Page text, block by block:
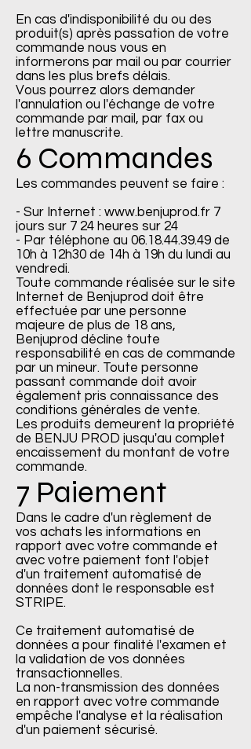
En cas d'indisponibilité du ou des
produit(s) après passation de votre
commande nous vous en
informerons par mail ou par courrier
dans les plus brefs délais.
Vous pourrez alors demander
l'annulation ou l'échange de votre
commande par mail, par fax ou
lettre manuscrite.
6 Commandes
Les commandes peuvent se faire :
- Sur Internet : www.benjuprod.fr 7
jours sur 7 24 heures sur 24
- Par téléphone au 06.18.44.39.49 de
10h à 12h30 de 14h à 19h du lundi au
vendredi.
Toute commande réalisée sur le site
Internet de Benjuprod doit être
effectuée par une personne
majeure de plus de 18 ans,
Benjuprod décline toute
responsabilité en cas de commande
par un mineur. Toute personne
passant commande doit avoir
également pris connaissance des
conditions générales de vente.
Les produits demeurent la propriété
de BENJU PROD jusqu'au complet
encaissement du montant de votre
commande.
7 Paiement
Dans le cadre d'un règlement de
vos achats les informations en
rapport avec votre commande et
avec votre paiement font l'objet
d'un traitement automatisé de
données dont le responsable est
STRIPE.
Ce traitement automatisé de
données a pour finalité l'examen et
la validation de vos données
transactionnelles.
La non-transmission des données
en rapport avec votre commande
empêche l'analyse et la réalisation
d'un paiement sécurisé.